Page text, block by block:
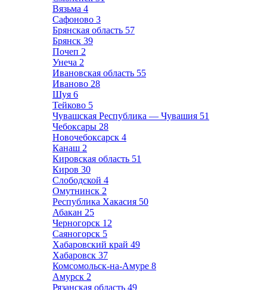
Вязьма 4
Сафоново 3
Брянская область 57
Брянск 39
Почеп 2
Унеча 2
Ивановская область 55
Иваново 28
Шуя 6
Тейково 5
Чувашская Республика — Чувашия 51
Чебоксары 28
Новочебоксарск 4
Канаш 2
Кировская область 51
Киров 30
Слободской 4
Омутнинск 2
Республика Хакасия 50
Абакан 25
Черногорск 12
Саяногорск 5
Хабаровский край 49
Хабаровск 37
Комсомольск-на-Амуре 8
Амурск 2
Рязанская область 49